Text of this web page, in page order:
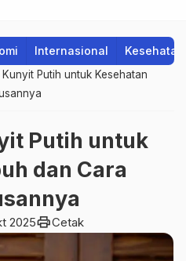
Internasional Kesehatan
Putih untuk Kesehatan
Putih untuk
dan Cara
2025printCetak